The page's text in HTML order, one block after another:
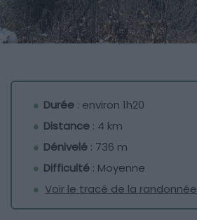
Durée : environ 1h20
Distance : 4 km
Dénivelé : 736 m
Difficulté : Moyenne
Voir le tracé de la randonnée